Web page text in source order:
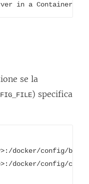
in a Container
se la
) specifica
docker/config/
docker/config/